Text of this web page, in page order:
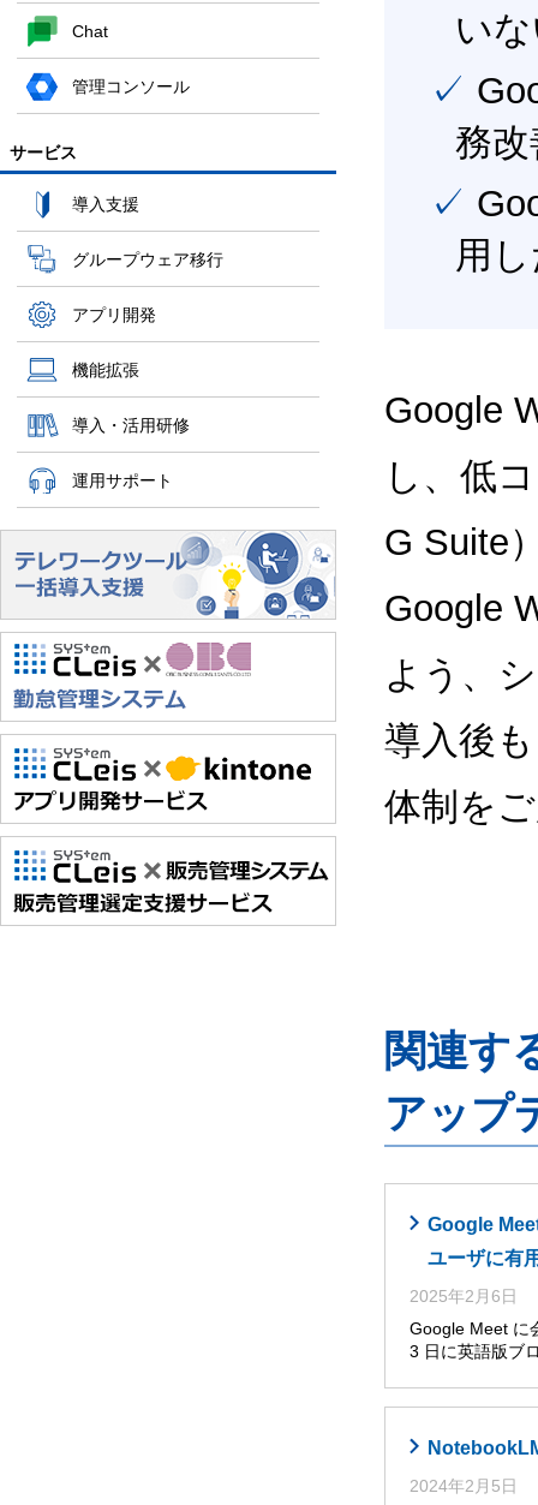
Chat
管理コンソール
サービス
導入支援
グループウェア移行
アプリ開発
機能拡張
導入・活用研修
運用サポート
い
✓ Google Workspace（旧G Suite） を活用し、業
務
✓ Google Workspace（旧G Suite） を最大限に活
用
Google
し、低
G Suite
Google
よう、
導入後
体制を
関連す
アップ
Google
ユーザに有
2025年2月6日
Google Meet に
3 日に英語版ブ
2024年2月5日